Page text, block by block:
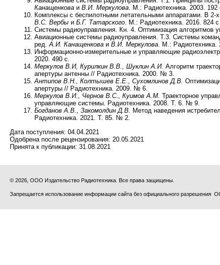
Канащенкова и В.И. Меркулова. М.: Радиотехника. 2003. 192
Комплексы с беспилотными летательными аппаратами. В
В.С. Вербы и Б.Г. Татарского. М.: Радиотехника. 2016. 824 с
Системы радиоуправления. Кн. 4. Оптимизация алгоритмов
Авиационные системы радиоуправления. Т.3. Системы
ред.А.И. Канащенкова и В.И. Меркулова. М.: Радиотехника.
Информационно-измерительные и управляющие
2020. 490 с.
Меркулов В.И, Курилкин В.В., Шуклин А.И. Алгоритм
апертуры антенны // Радиотехника. 2000. № 3.
Антипов В.Н., Колтышев Е.Е., Сухомлинов Д.В.
апертуры // Радиотехника. 2009. № 6.
Меркулов В.И., Чернов В.С., Куимов А.М. Траекторное
управляющие системы. Радиотехника. 2008. Т. 6. № 9.
Богданов А.В., Закомолдин Д.В. Метод наведения
Радиотехника. 2021. Т. 85. № 2.
Дата поступления: 04.04.2021
Одобрена после рецензирования: 20.05.2021
Принята к публикации: 31.08.2021
© 2026, ООО Издательство Радиотехника. Все права защищены.
Запрещается использование информации сайта без официального разрешения